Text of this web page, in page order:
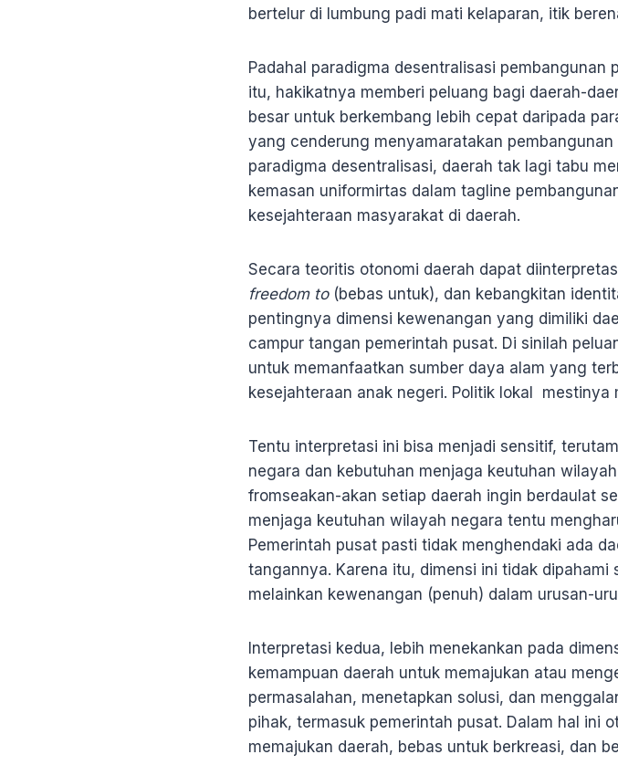
bertelur di lumbung padi mati kelaparan, itik
Padahal paradigma desentralisasi
itu, hakikatnya memberi peluang bagi daerah-
besar untuk berkembang lebih cepat daripada
yang cenderung menyamaratakan
paradigma desentralisasi, daerah tak lagi tabu
kemasan uniformirtas dalam tagline
kesejahteraan masyarakat di daerah.
Secara teoritis otonomi daerah dapat
freedom to(bebas untuk), dan kebangkitan
pentingnya dimensi kewenangan yang dimiliki
campur tangan pemerintah pusat. Di sinilah
untuk memanfaatkan sumber daya alam yang
kesejahteraan anak negeri. Politik lokal mestinya
Tentu interpretasi ini bisa menjadi sensitif,
negara dan kebutuhan menjaga keutuhan
fromseakan-akan setiap daerah ingin berdaulat
menjaga keutuhan wilayah negara tentu
Pemerintah pusat pasti tidak menghendaki ada
tangannya. Karena itu, dimensi ini tidak
melainkan kewenangan (penuh) dalam urusan-
Interpretasi kedua, lebih menekankan pada
kemampuan daerah untuk memajukan atau
permasalahan, menetapkan solusi, dan
pihak, termasuk pemerintah pusat. Dalam hal ini
memajukan daerah, bebas untuk berkreasi, dan